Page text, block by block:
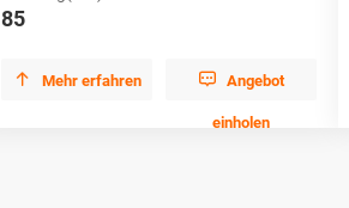
85
 Mehr erfahren  Angebot
einholen